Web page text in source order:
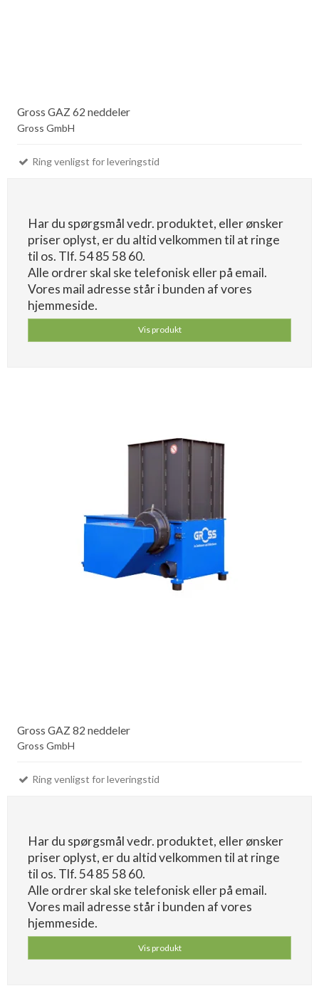
Gross GAZ 62 neddeler
Gross GmbH
Ring venligst for leveringstid
Har du spørgsmål vedr. produktet, eller ønsker
priser oplyst, er du altid velkommen til at ringe
til os. Tlf. 54 85 58 60.
Alle ordrer skal ske telefonisk eller på email.
Vores mail adresse står i bunden af vores
hjemmeside.
Vis produkt
Gross GAZ 82 neddeler
Gross GmbH
Ring venligst for leveringstid
Har du spørgsmål vedr. produktet, eller ønsker
priser oplyst, er du altid velkommen til at ringe
til os. Tlf. 54 85 58 60.
Alle ordrer skal ske telefonisk eller på email.
Vores mail adresse står i bunden af vores
hjemmeside.
Vis produkt